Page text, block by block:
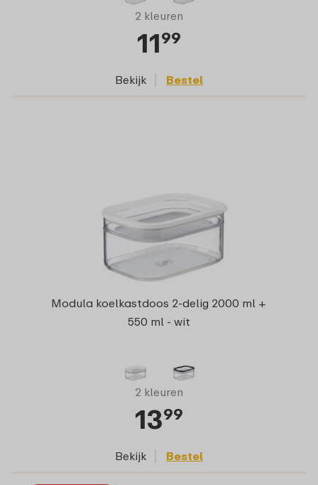
2 kleuren
1199
Bekijk Bestel
Modula koelkastdoos 2-delig 2000 ml +
550 ml - wit
2 kleuren
1399
Bekijk Bestel